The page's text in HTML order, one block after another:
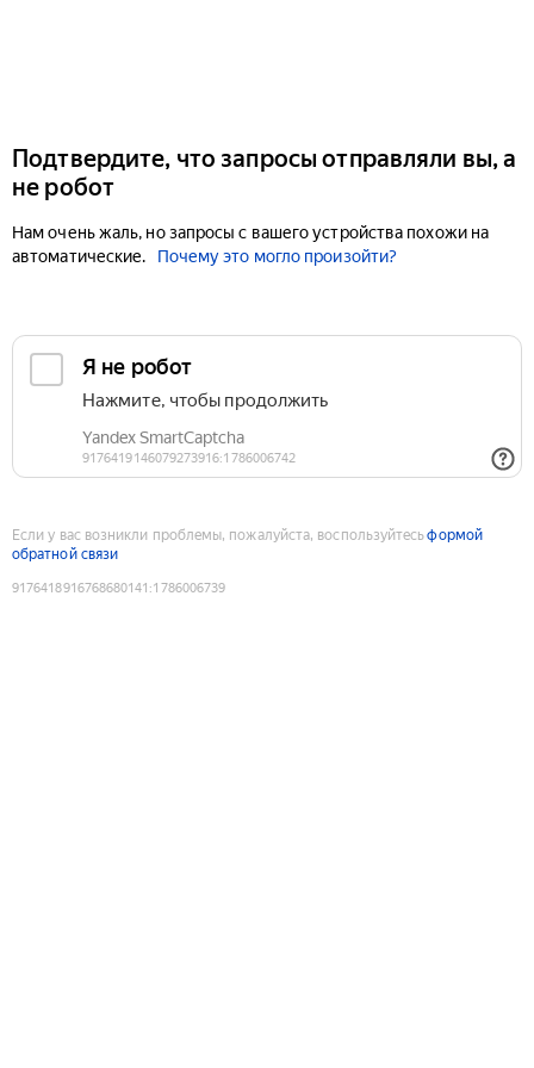
Подтвердите, что запросы отправляли вы, а
не робот
Нам очень жаль, но запросы с вашего устройства похожи на
автоматические.
Почему это могло произойти?
Если у вас возникли проблемы, пожалуйста, воспользуйтесьформой
обратной связи
9176418916768680141 :1786006739